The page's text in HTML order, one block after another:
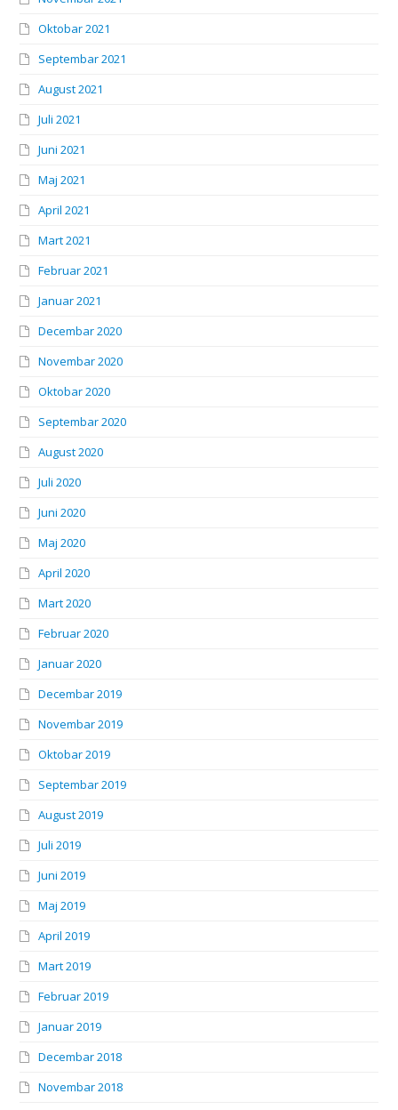
Oktobar 2021
Septembar 2021
August 2021
Juli 2021
Juni 2021
Maj 2021
April 2021
Mart 2021
Februar 2021
Januar 2021
Decembar 2020
Novembar 2020
Oktobar 2020
Septembar 2020
August 2020
Juli 2020
Juni 2020
Maj 2020
April 2020
Mart 2020
Februar 2020
Januar 2020
Decembar 2019
Novembar 2019
Oktobar 2019
Septembar 2019
August 2019
Juli 2019
Juni 2019
Maj 2019
April 2019
Mart 2019
Februar 2019
Januar 2019
Decembar 2018
Novembar 2018